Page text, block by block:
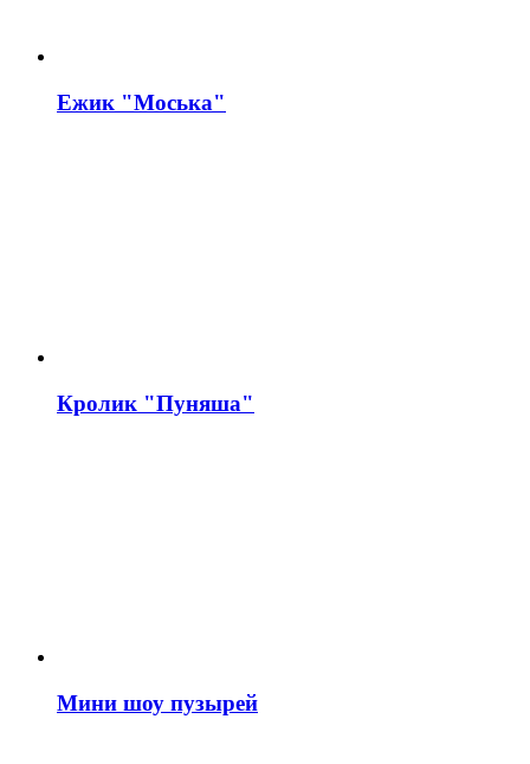
Ежик "Моська"
Кролик "Пуняша"
Мини шоу пузырей